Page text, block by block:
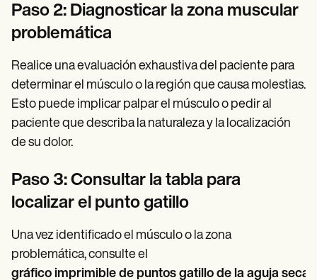
Paso 2: Diagnosticar la zona muscular
problemática
Realice una evaluación exhaustiva del paciente para
determinar el músculo o la región que causa molestias.
Esto puede implicar palpar el músculo o pedir al
paciente que describa la naturaleza y la localización
de su dolor.
Paso 3: Consultar la tabla para
localizar el punto gatillo
Una vez identificado el músculo o la zona
problemática, consulte el
gráfico imprimible de puntos gatillo de la aguja seca